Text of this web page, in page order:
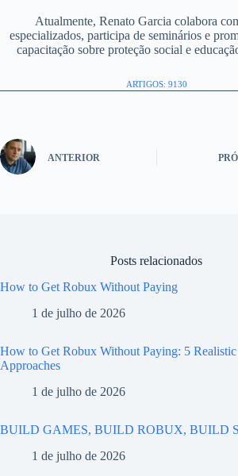
Atualmente, Renato Garcia colabora
especializados, participa de seminários e
capacitação sobre proteção social e
ARTIGOS: 9130
ANTERIOR
Posts relacionados
How to Get Robux Without Paying
1 de julho de 2026
How to Get Robux Without Paying: 5
Approaches
1 de julho de 2026
BUILD GAMES, BUILD ROBUX, BUILD
1 de julho de 2026